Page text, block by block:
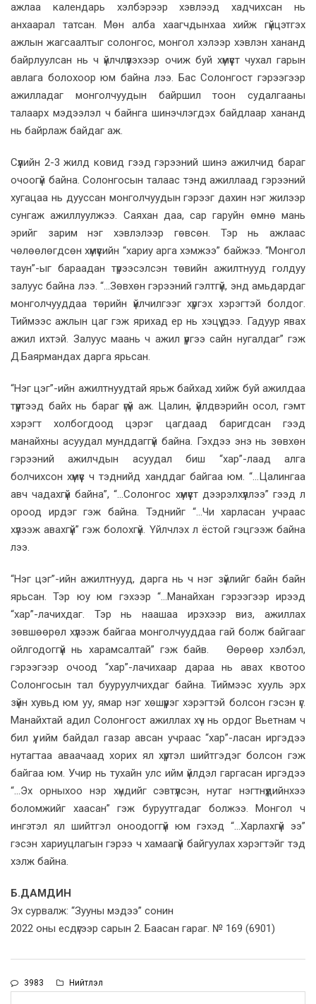
ажлаа календарь хэлбэрээр хэвлээд хадчихсан нь
анхаарал татсан. Мөн алба хаагчдынхаа хийж гүйцэтгэх
ажлын жагсаалтыг солонгос, монгол хэлээр хэвлэн хананд
байрлуулсан нь ч үйлчлүүлэхээр очиж буй хүмүүст чухал гарын
авлага болохоор юм байна лээ. Бас Солонгост гэрээгээр
ажилладаг монголчуудын байршил тоон судалгааны
талаарх мэдээлэл ч байнга шинэчлэгдэх байдлаар хананд
нь байрлаж байдаг аж.
Сүүлийн 2-3 жилд ковид гээд гэрээний шинэ ажилчид бараг
очоогүй байна. Солонгосын талаас тэнд ажиллаад гэрээний
хугацаа нь дууссан монголчуудын гэрээг дахин нэг жилээр
сунгаж ажиллуулжээ. Саяхан даа, сар гаруйн өмнө мань
эрийг зарим нэг хэвлэлээр гөвсөн. Тэр нь ажлаас
чөлөөлөгдсөн хүмүүсийн “хариу арга хэмжээ” байжээ. “Монгол
таун”-ыг бараадан түрээсэлсэн төвийн ажилтнууд голдуу
залуус байна лээ. “...Зөвхөн гэрээний гэлтгүй, энд амьдардаг
монголчууддаа төрийн үйлчилгээг хүргэх хэрэгтэй болдог.
Тиймээс ажлын цаг гэж ярихад ер нь хэцүү дээ. Гадуур явах
ажил ихтэй. Залуус маань ч ажил үүргээ сайн нугалдаг” гэж
Д.Баярмандах дарга ярьсан.
“Нэг цэг”-ийн ажилтнуудтай ярьж байхад хийж буй ажилдаа
түүртээд байх нь бараг үгүй аж. Цалин, үйлдвэрийн осол, гэмт
хэрэгт холбогдоод цэрэг цагдаад баригдсан гээд
манайхны асуудал мунддаггүй байна. Гэхдээ энэ нь зөвхөн
гэрээний ажилчдын асуудал биш “хар”-лаад алга
болчихсон хүмүүс ч тэднийд ханддаг байгаа юм. “...Цалингаа
авч чадахгүй байна”, “...Солонгос хүмүүст дээрэлхүүллээ” гээд л
ороод ирдэг гэж байна. Тэднийг “...Чи харласан учраас
хүлээж авахгүй” гэж болохгүй. Үйлчлэх л ёстой гэцгээж байна
лээ.
“Нэг цэг”-ийн ажилтнууд, дарга нь ч нэг зүйлийг байн байн
ярьсан. Тэр юу юм гэхээр “...Манайхан гэрээгээр ирээд
“хар”-лачихдаг. Тэр нь наашаа ирэхээр виз, ажиллах
зөвшөөрөл хүлээж байгаа монголчууддаа гай болж байгааг
ойлгодоггүй нь харамсалтай” гэж байв. Өөрөөр хэлбэл,
гэрээгээр очоод “хар”-лачихаар дараа нь авах квотоо
Солонгосын тал бууруулчихдаг байна. Тиймээс хууль эрх
зүйн хувьд юм уу, ямар нэг хөшүүрэг хэрэгтэй болсон гэсэн үг.
Манайхтай адил Солонгост ажиллах хүч нь ордог Вьетнам ч
бил үү, ийм байдал газар авсан учраас “хар”-ласан иргэдээ
нутагтаа аваачаад хорих ял хүртэл шийтгэдэг болсон гэж
байгаа юм. Учир нь тухайн улс ийм үйлдэл гаргасан иргэдээ
“...Эх орныхоо нэр хүндийг сэвтүүлсэн, нутаг нэгтнүүдийнхээ
боломжийг хаасан” гэж буруутгадаг болжээ. Монгол ч
ингэтэл ял шийтгэл оноодоггүй юм гэхэд “...Харлахгүй ээ”
гэсэн хариуцлагын гэрээ ч хамаагүй байгуулах хэрэгтэйг тэд
хэлж байна.
Б.ДАМДИН
Эх сурвалж: “Зууны мэдээ” сонин
2022 оны есдүгээр сарын 2. Баасан гараг. № 169 (6901)
3983 Нийтлэл